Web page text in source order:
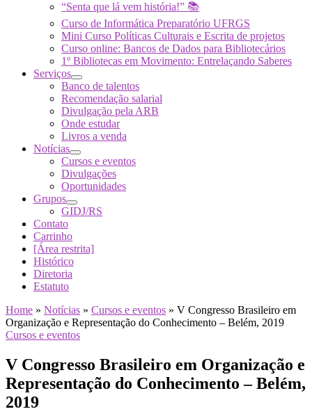
“Senta que lá vem história!” 📚
Curso de Informática Preparatório UFRGS
Mini Curso Políticas Culturais e Escrita de projetos
Curso online: Bancos de Dados para Bibliotecários
1º Bibliotecas em Movimento: Entrelaçando Saberes
Serviços
Banco de talentos
Recomendação salarial
Divulgação pela ARB
Onde estudar
Livros a venda
Notícias
Cursos e eventos
Divulgações
Oportunidades
Grupos
GIDJ/RS
Contato
Carrinho
[Área restrita]
Histórico
Diretoria
Estatuto
Home » Notícias » Cursos e eventos » V Congresso Brasileiro em
Organização e Representação do Conhecimento – Belém, 2019
Cursos e eventos
V Congresso Brasileiro em Organização e
Representação do Conhecimento – Belém,
2019